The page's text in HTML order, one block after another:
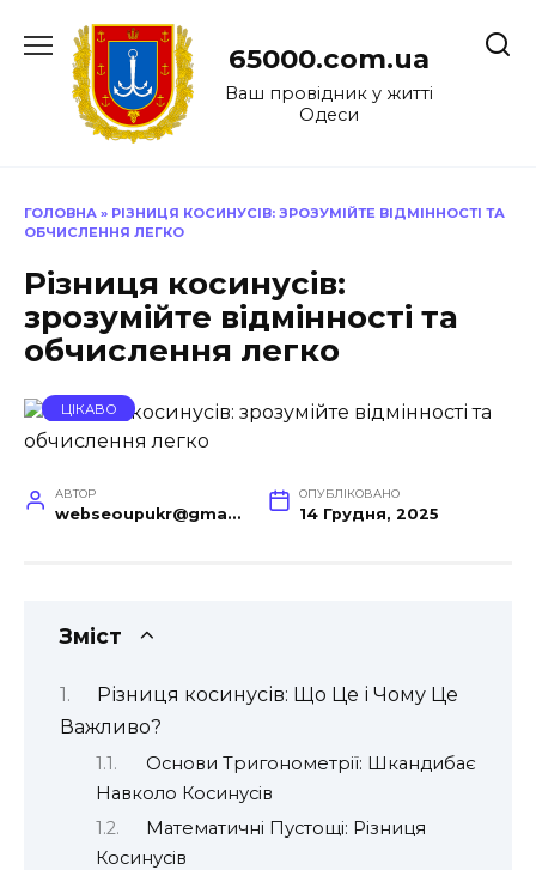
до
65000.com.ua
Ваш провідник у житті
Одеси
ГОЛОВНА » РІЗНИЦЯ КОСИНУСІВ: ЗРОЗУМІЙТЕ ВІДМІННОСТІ ТА
ОБЧИСЛЕННЯ ЛЕГКО
Різниця косинусів:
зрозумійте відмінності та
обчислення легко
ЦІКАВО
АВТОР
webseoupukr@gmail.com
ОПУБЛІКОВАНО
14 Грудня, 2025
Зміст
Різниця косинусів: Що Це і Чому Це
Важливо?
Основи Тригонометрії: Шкандибає
Навколо Косинусів
Математичні Пустощі: Різниця
Косинусів